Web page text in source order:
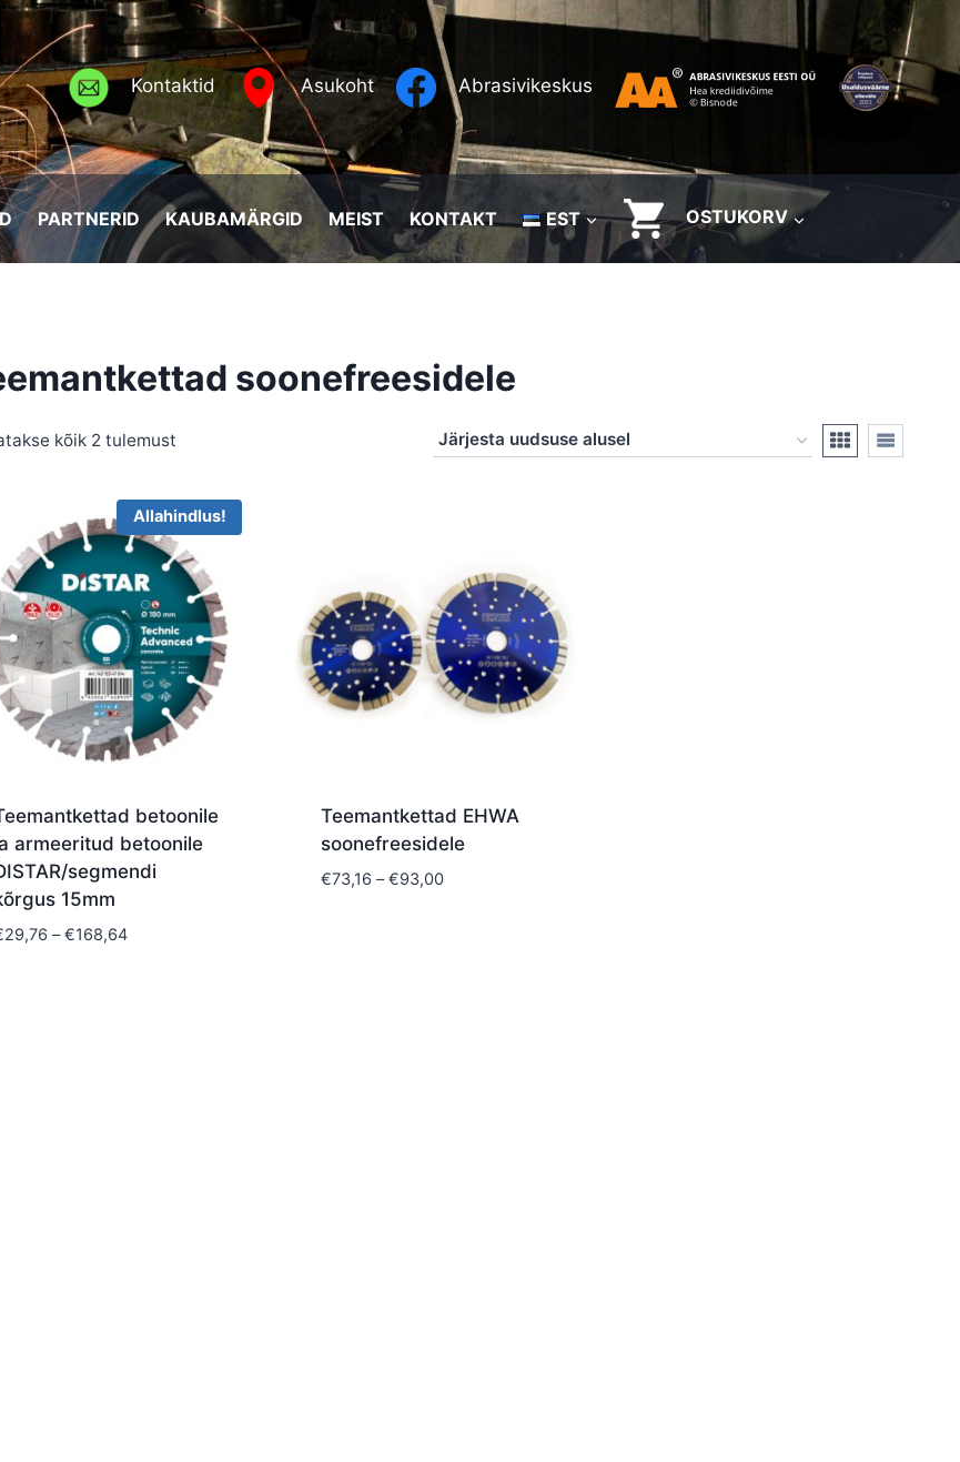
Kontaktid Asukoht Abrasivikeskus
PARTNERID KAUBAMÄRGID MEIST KONTAKT EST OSTUKORV
soonefreesidele
kõik 2 tulemust
latest
Allahindlus!
betoonile
armeeritud betoonile
segmendi
15mm
29,76 – €168,64Price
Teemantkettad EHWA
soonefreesidele
€73,16 – €93,00Price